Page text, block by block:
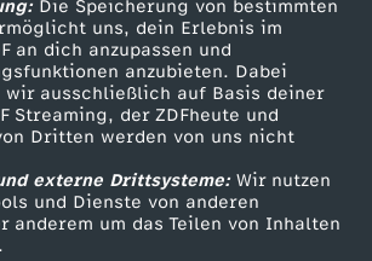
Die Speicherung von bestimmten
uns, dein Erlebnis im
an dich anzupassen und
anzubieten. Dabei
ausschließlich auf Basis deiner
Streaming, der ZDFheute und
Dritten werden von uns nicht
externe Drittsysteme:Wir nutzen
und Dienste von anderen
anderem um das Teilen von Inhalten
Hilfe